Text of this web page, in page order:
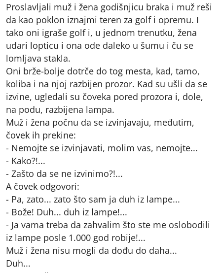
Proslavljali muž i žena godišnjicu braka i muž reši
da kao poklon iznajmi teren za golf i opremu. I
tako oni igraše golf i, u jednom trenutku, žena
udari lopticu i ona ode daleko u šumu i ču se
lomljava stakla.
Oni brže-bolje dotrče do tog mesta, kad, tamo,
koliba i na njoj razbijen prozor. Kad su ušli da se
izvine, ugledali su čoveka pored prozora i, dole,
na podu, razbijena lampa.
Muž i žena počnu da se izvinjavaju, međutim,
čovek ih prekine:
- Nemojte se izvinjavati, molim vas, nemojte...
- Kako?!...
- Zašto da se ne izvinimo?!...
A čovek odgovori:
- Pa, zato... zato što sam ja duh iz lampe...
- Bože! Duh... duh iz lampe!...
- Ja vama treba da zahvalim što ste me oslobodili
iz lampe posle 1.000 god robije!...
Muž i žena nisu mogli da dođu do daha...
Duh...